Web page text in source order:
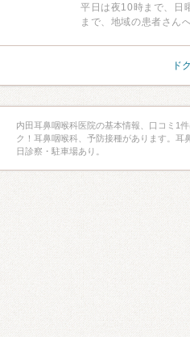
平日は夜10時まで、日
まで、地域の患者さん
ド
内田耳鼻咽喉科医院の基本情報、口コミ1
ク！耳鼻咽喉科、予防接種があります。耳
日診察・駐車場あり。